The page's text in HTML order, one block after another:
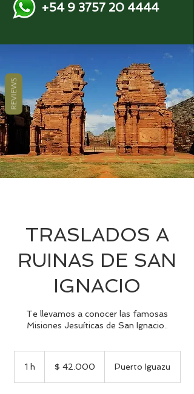
+54 9 3757 20 4444
TRASLADOS A
RUINAS DE SAN
IGNACIO
Te llevamos a conocer las famosas
Misiones Jesuíticas de San Ignacio..
1 h
argentinos
$ 42.000 Puerto Iguazu
REVIEWS